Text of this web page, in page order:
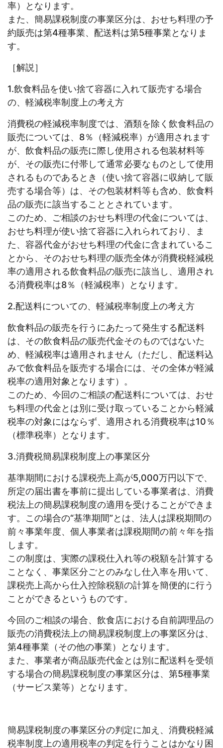
率）となります。
また、簡易課税制度の事業区分は、おせち料理の予
約販売は第4種事業、配送料は第5種事業となりま
す。
［解説］
1.飲食料品を使い捨て容器に入れて販売する場合
の、軽減税率制度上の考え方
消費税の軽減税率制度では、酒類を除く飲食料品の
販売については、8％（軽減税率）が適用されます
が、飲食料品の販売に際し使用される包装材料等
が、その販売に付帯して通常必要なものとして使用
されるものであるとき（使い捨て容器に収納して販
売する場合等）は、その包装材料等も含め、飲食料
品の販売に該当することとされています。
このため、ご相談のおせち料理の代金については、
おせち料理が使い捨て容器に入れられており、ま
た、容器代金がおせち料理の代金に含まれているこ
とから、そのおせち料理の販売全体が消費税軽減税
率の適用される飲食料品の販売に該当し、適用され
る消費税率は8％（軽減税率）となります。
2.配送料についての、軽減税率制度上の考え方
飲食料品の販売を行うにあたって発生する配送料
は、その飲食料品の販売代金そのものではないた
め、軽減税率は適用されません（ただし、配送料込
みで飲食料品を販売する場合には、その全体が軽減
税率の適用対象となります）。
このため、今回のご相談の配送料については、おせ
ち料理の代金とは別に受け取っていることから軽減
税率の対象にはならず、適用される消費税率は10％
（標準税率）となります。
3.消費税簡易課税制度上の事業区分
基準期間における課税売上高が5,000万円以下で、
所定の届出書を事前に提出している事業者は、消費
税法上の簡易課税制度の適用を受けることができま
す。この場合の“基準期間”とは、法人は課税期間の
前々事業年度、個人事業者は課税期間の前々年を指
します。
この制度は、実際の課税仕入れ等の税額を計算する
ことなく、事業区分ごとのみなし仕入率を用いて、
課税売上高から仕入控除税額の計算を簡便的に行う
ことができるというものです。
今回のご相談の場合、飲食店における自前調理品の
販売の消費税法上の簡易課税制度上の事業区分は、
第4種事業（その他の事業）となります。
また、事業者が商品販売代金とは別に配送料を受領
する場合の簡易課税制度の事業区分は、第5種事業
（サービス業等）となります。
簡易課税制度の事業区分の判定に加え、消費税軽減
税率制度上の適用税率の判定を行うことはかなり困